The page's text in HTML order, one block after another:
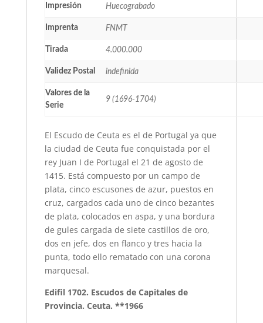
Impresión Huecograbado
Imprenta FNMT
Tirada 4.000.000
Validez Postal indefinida
Valores de la
Serie
9 (1696-1704)
El Escudo de Ceuta es el de Portugal ya que
la ciudad de Ceuta fue conquistada por el
rey Juan I de Portugal el 21 de agosto de
1415. Está compuesto por un campo de
plata, cinco escusones de azur, puestos en
cruz, cargados cada uno de cinco bezantes
de plata, colocados en aspa, y una bordura
de gules cargada de siete castillos de oro,
dos en jefe, dos en flanco y tres hacia la
punta, todo ello rematado con una corona
marquesal.
Edifil 1702. Escudos de Capitales de
Provincia. Ceuta. **1966